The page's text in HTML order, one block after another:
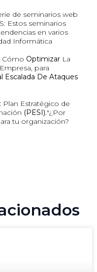
de seminarios web
Estos seminarios
en varios
Informática
Cómo Optimizar La
para
Escalada De Ataques
Plan Estratégico de
(PESI)."¿Por
tu organización?